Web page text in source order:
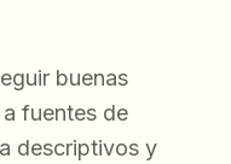
buenas
fuentes de
descriptivos y